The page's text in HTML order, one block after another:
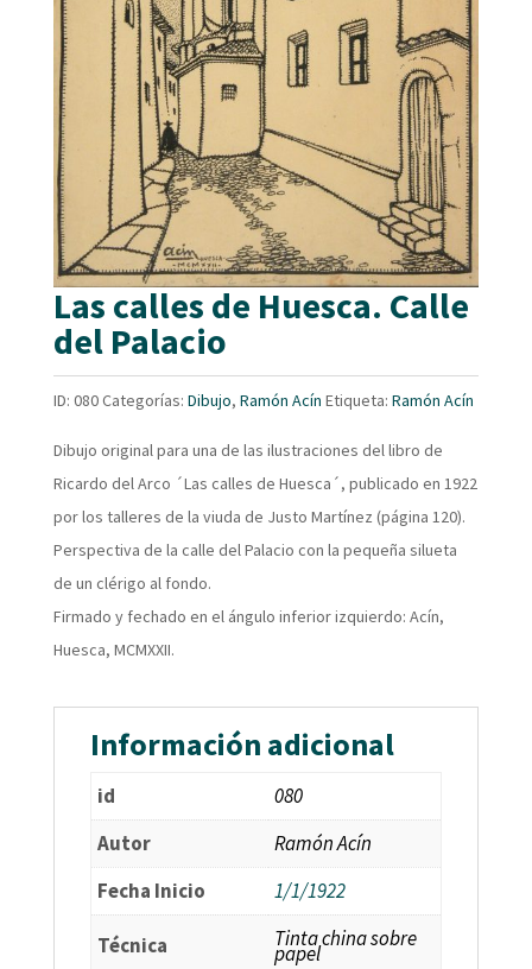
Las calles de Huesca. Calle
del Palacio
ID: 080Categorías: Dibujo, Ramón Acín Etiqueta: Ramón Acín
Dibujo original para una de las ilustraciones del libro de
Ricardo del Arco ´Las calles de Huesca´, publicado en 1922
por los talleres de la viuda de Justo Martínez (página 120).
Perspectiva de la calle del Palacio con la pequeña silueta
de un clérigo al fondo.
Firmado y fechado en el ángulo inferior izquierdo: Acín,
Huesca, MCMXXII.
Información adicional
id
080
Autor
Ramón Acín
Fecha Inicio
1/1/1922
Técnica Tinta china sobre
papel